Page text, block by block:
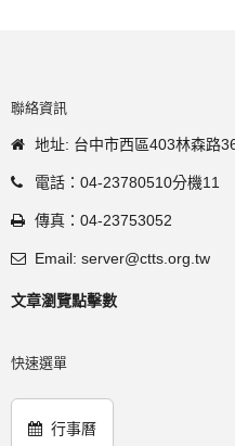
聯絡資訊
地址: 台中市西區403林森路
電話：04-23780510分機11
傳真：04-23753052
Email: server@ctts.org.tw
文章瀏覽點擊數
快速選單
行事曆